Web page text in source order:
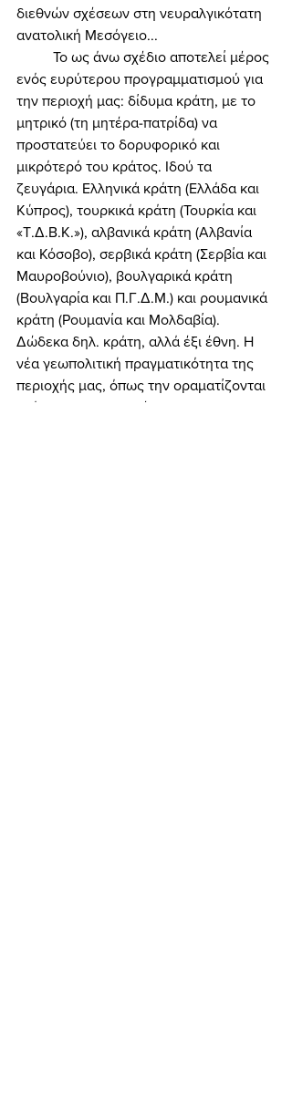
διεθνών σχέσεων στη νευραλγικότατη
ανατολική Μεσόγειο...
ενός ευρύτερου προγραμματισμού για
την περιοχή μας: δίδυμα κράτη, με το
μητρικό (τη μητέρα-πατρίδα) να
προστατεύει το δορυφορικό και
μικρότερό του κράτος. Ιδού τα
ζευγάρια. Ελληνικά κράτη (Ελλάδα και
Κύπρος), τουρκικά κράτη (Τουρκία και
«Τ.Δ.Β.Κ.»), αλβανικά κράτη (Αλβανία
και Κόσοβο), σερβικά κράτη (Σερβία και
Μαυροβούνιο), βουλγαρικά κράτη
(Βουλγαρία και Π.Γ.Δ.Μ.) και ρουμανικά
κράτη (Ρουμανία και Μολδαβία).
Δώδεκα δηλ. κράτη, αλλά έξι έθνη. Η
νέα γεωπολιτική πραγματικότητα της
περιοχής μας, όπως την οραματίζονται
«αόρατοι» σχεδιαστές στις